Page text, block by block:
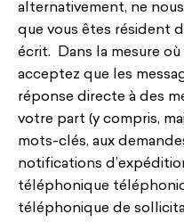
alternativement, ne
que vous êtes résident
écrit. Dans la mesure
acceptez que les
réponse directe à des
votre part (y compris,
mots-clés, aux
notifications
téléphonique
téléphonique de